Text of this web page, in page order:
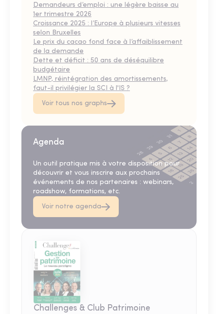
Demandeurs d’emploi : une légère baisse au
1er trimestre 2026
Croissance 2025 : l’Europe à plusieurs vitesses
selon Bruxelles
Le prix du cacao fond face à l’affaiblissement
de la demande
Dette et déficit : 50 ans de déséquilibre
budgétaire
LMNP, réintégration des amortissements,
faut-il privilégier la SCI à l'IS ?
Voir tous nos graphs
Agenda
Un outil pratique mis à votre disposition pour
découvrir et vous inscrire aux prochains
événements de nos partenaires : webinars,
roadshow, formations, etc.
Voir notre agenda
Challenges & Club Patrimoine